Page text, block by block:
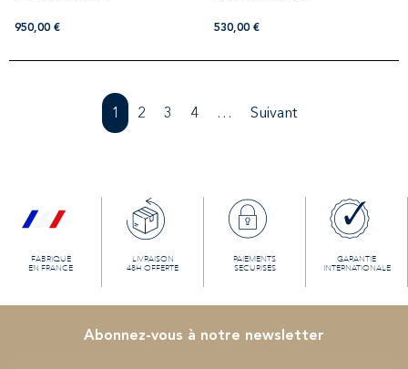
950,00 € 530,00 €
1 2 3 4 … Suivant
FABRIQUÉ
EN FRANCE
LIVRAISON
48H OFFERTE
PAIEMENTS
SECURISÉS
GARANTIE
INTERNATIONALE
Abonnez-vous à notre newsletter